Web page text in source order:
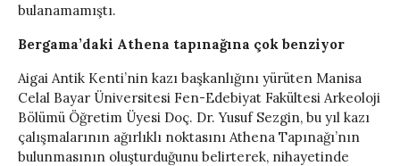
bulanamamıştı.
Bergama’daki Athena tapınağına çok benziyor
Aigai Antik Kenti’nin kazı başkanlığını yürüten Manisa
Celal Bayar Üniversitesi Fen-Edebiyat Fakültesi Arkeoloji
Bölümü Öğretim Üyesi Doç. Dr. Yusuf Sezgin, bu yıl kazı
çalışmalarının ağırlıklı noktasını Athena Tapınağı’nın
bulunmasının oluşturduğunu belirterek, nihayetinde